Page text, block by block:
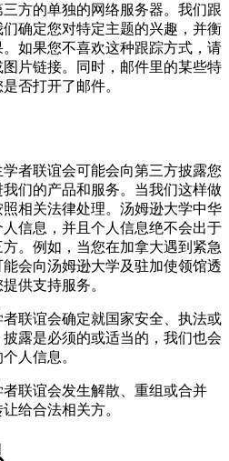
方的单独的网络服务器。我们跟
确定您对特定主题的兴趣，并衡
如果您不喜欢这种跟踪方式，请
片链接。同时，邮件里的某些特
否打开了邮件。
者联谊会可能会向第三方披露您
们的产品和服务。当我们这样做
相关法律处理。汤姆逊大学中华
信息，并且个人信息绝不会出于
。例如，当您在加拿大遇到紧急
会向汤姆逊大学及驻加使领馆透
供支持服务。
联谊会确定就国家安全、执法或
露是必须的或适当的，我们也会
人信息。
联谊会发生解散、重组或合并
给合法相关方。